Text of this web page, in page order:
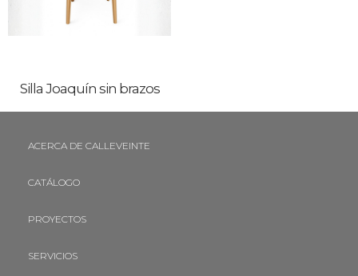
Silla Joaquín sin brazos
ACERCA DE CALLEVEINTE
CATÁLOGO
PROYECTOS
SERVICIOS